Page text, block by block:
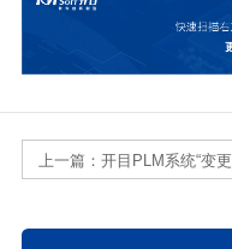
上一篇：开目PLM系统“变更过程管理”能够实现哪些？